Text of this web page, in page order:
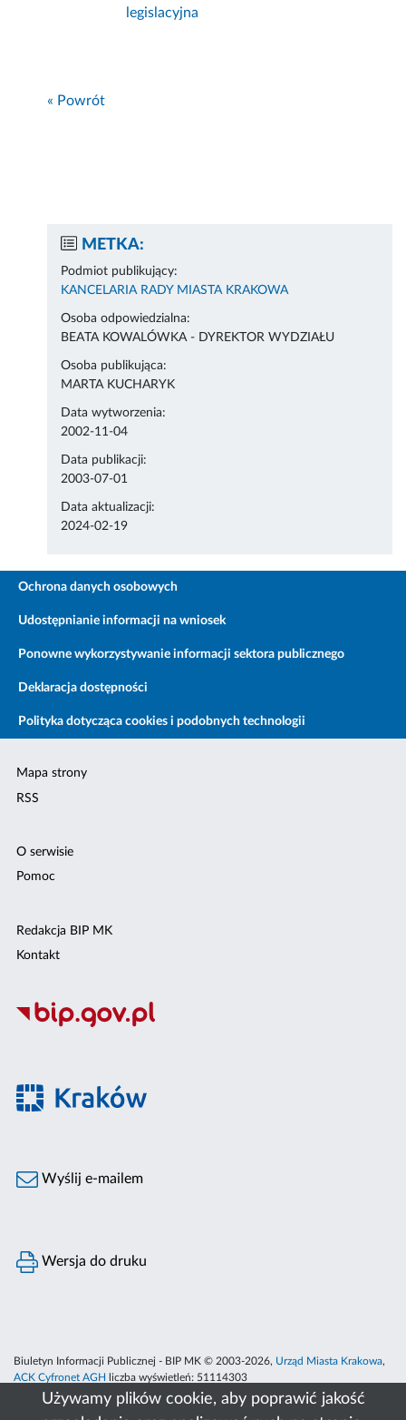
Używamy plików cookie, aby poprawić jakość
legislacyjna
« Powrót
METKA:
Podmiot publikujący:
KANCELARIA RADY MIASTA KRAKOWA
Osoba odpowiedzialna:
BEATA KOWALÓWKA - DYREKTOR WYDZIAŁU
Osoba publikująca:
MARTA KUCHARYK
Data wytworzenia:
2002-11-04
Data publikacji:
2003-07-01
Data aktualizacji:
2024-02-19
Ochrona danych osobowych
Udostępnianie informacji na wniosek
Ponowne wykorzystywanie informacji sektora publicznego
Deklaracja dostępności
Polityka dotycząca cookies i podobnych technologii
Mapa strony
RSS
O serwisie
Pomoc
Redakcja BIP MK
Kontakt
Wyślij e-mailem
Wersja do druku
Biuletyn Informacji Publicznej - BIP MK © 2003-2026, Urząd Miasta Krakowa,
ACK Cyfronet AGH
liczba wyświetleń: 51114303